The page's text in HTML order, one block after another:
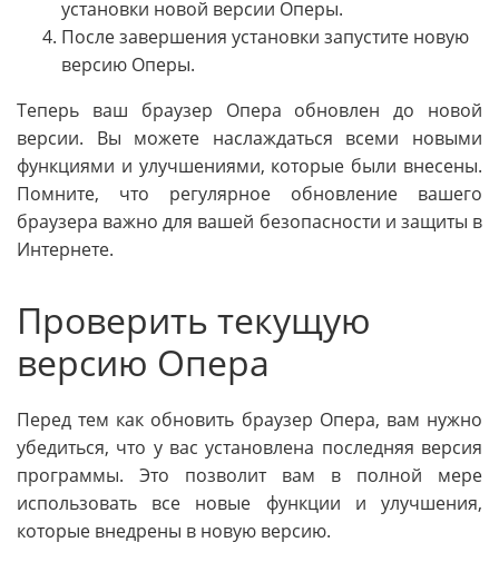
установки новой версии Оперы.
После завершения установки запустите новую
версию Оперы.
Теперь ваш браузер Опера обновлен до новой
версии. Вы можете наслаждаться всеми новыми
функциями и улучшениями, которые были внесены.
Помните, что регулярное обновление вашего
браузера важно для вашей безопасности и защиты в
Интернете.
Проверить текущую
версию Опера
Перед тем как обновить браузер Опера, вам нужно
убедиться, что у вас установлена последняя версия
программы. Это позволит вам в полной мере
использовать все новые функции и улучшения,
которые внедрены в новую версию.